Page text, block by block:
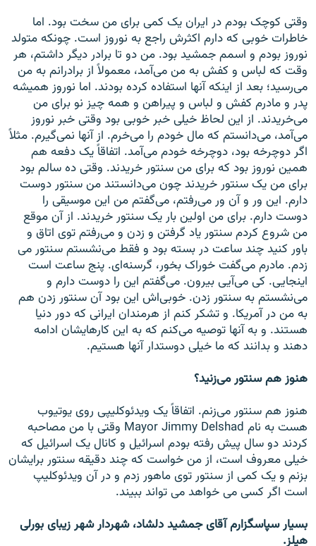
وقتی کوچک بودم در ايران يک کمی برای من سخت بود. اما
خاطرات خوبی که دارم اکثرش راجع به نوروز است. چونکه متولد
نوروز بودم و اسمم جمشيد بود. من دو تا برادر ديگر داشتم، هر
وقت که لباس و کفش به من می‌آمد، معمولاً از برادرانم به من
می‌رسيد؛ بعد از اينکه آنها استفاده کرده بودند. اما نوروز هميشه
پدر و مادرم کفش و لباس و پيراهن و همه چيز نو برای من
می‌خريدند. از اين لحاظ خيلی خبر خوبی بود وقتی خبر نوروز
می‌آمد، می‌دانستم که مال خودم را می‌خرم. از آنها نمی‌گيرم. مثلاً
اگر دوچرخه بود، دوچرخه خودم می‌آمد. اتفاقاً يک دفعه هم
همين نوروز بود که برای من سنتور خريدند. وقتی ده سالم بود
برای من يک سنتور خريدند چون می‌دانستند من سنتور دوست
دارم. اين ور و آن ور می‌رفتم، می‌گفتم من اين موسيقی را
دوست دارم. برای من اولين بار يک سنتور خريدند. از آن موقع
من شروع کردم سنتور ياد گرفتن و زدن و می‌رفتم توی اتاق و
باور کنيد چند ساعت در بسته بود و فقط می‌نشستم سنتور می
زدم. مادرم می‌گفت خوراک بخور، گرسنه‌ای. پنج ساعت است
اينجايی. کی می‌آيی بيرون. می‌گفتم اين را دوست دارم و
می‌نشستم به سنتور زدن. خوبی‌اش اين بود آن سنتور زدن هم
به من در آمریکا. و تشکر کنم از هرمندان ايرانی که دور دنيا
هستند. و به آنها توصيه می‌کنم که به اين کارهايشان ادامه
دهند و بدانند که ما خيلی دوستدار آنها هستيم.
هنوز هم سنتور می‌زنيد؟
هنوز هم سنتور می‌زنم. اتفاقاً يک ويدئوکليپی روی يوتيوب
هست به نام Mayor Jimmy Delshad وقتی با من مصاحبه
کردند دو سال پيش رفته بودم اسرائيل و کانال يک اسرائيل که
خيلی معروف است، از من خواست که چند دقيقه سنتور برايشان
بزنم و يک کمی از سنتور توی ماهور زدم و در آن ويدئوکليپ
است اگر کسی می خواهد می تواند ببيند.
بسيار سپاسگزارم آقای جمشيد دلشاد، شهردار شهر زيبای بورلی
هيلز.